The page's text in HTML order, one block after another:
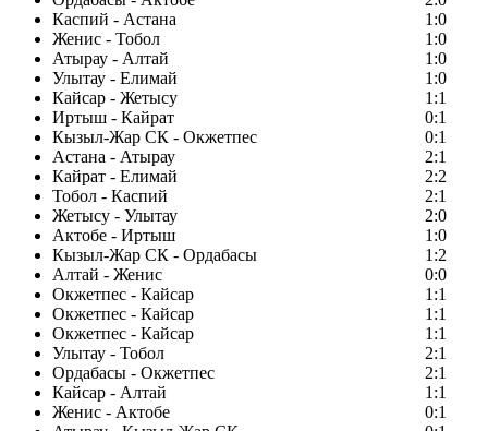
Каспий - Астана
1:0
Женис - Тобол
1:0
Атырау - Алтай
1:0
Улытау - Елимай
1:0
Кайсар - Жетысу
1:1
Иртыш - Кайрат
0:1
Кызыл-Жар СК - Окжетпес
0:1
Астана - Атырау
2:1
Кайрат - Елимай
2:2
Тобол - Каспий
2:1
Жетысу - Улытау
2:0
Актобе - Иртыш
1:0
Кызыл-Жар СК - Ордабасы
1:2
Алтай - Женис
0:0
Окжетпес - Кайсар
1:1
Окжетпес - Кайсар
1:1
Окжетпес - Кайсар
1:1
Улытау - Тобол
2:1
Ордабасы - Окжетпес
2:1
Кайсар - Алтай
1:1
Женис - Актобе
0:1